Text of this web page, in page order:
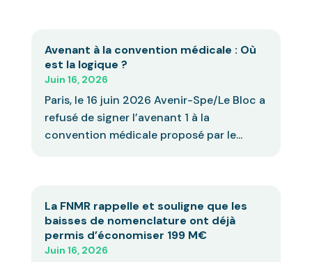
Avenant à la convention médicale : Où
est la logique ?
Juin 16, 2026
Paris, le 16 juin 2026 Avenir-Spe/Le Bloc a
refusé de signer l’avenant 1 à la
convention médicale proposé par le...
La FNMR rappelle et souligne que les
baisses de nomenclature ont déjà
permis d’économiser 199 M€
Juin 16, 2026